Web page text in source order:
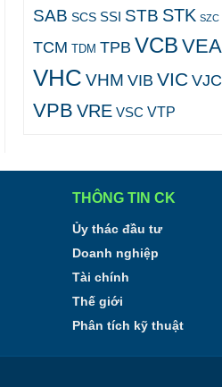
SAB SCS SSI STB STK SZC
TCM TDM TPB VCB VEA
VHC VHM VIB VICVJC
VPB VRE VSC VTP
THÔNG TIN CK
Ủy thác đầu tư
Doanh nghiệp
Tài chính
Thế giới
Phân tích kỹ thuật